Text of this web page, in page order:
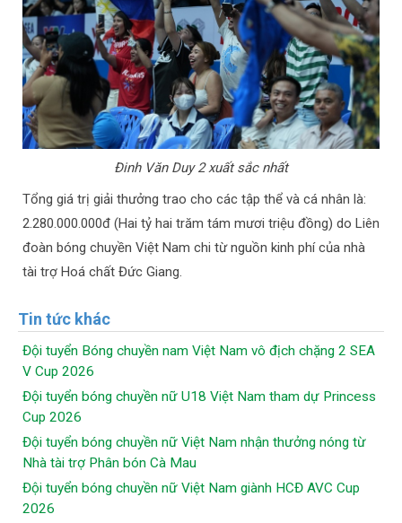
Đinh Văn Duy 2 xuất sắc nhất
Tổng giá trị giải thưởng trao cho các tập thể và cá nhân là:
2.280.000.000đ (Hai tỷ hai trăm tám mươi triệu đồng) do Liên
đoàn bóng chuyền Việt Nam chi từ nguồn kinh phí của nhà
tài trợ Hoá chất Đức Giang.
Tin tức khác
Đội tuyển Bóng chuyền nam Việt Nam vô địch chặng 2 SEA
V Cup 2026
Đội tuyển bóng chuyền nữ U18 Việt Nam tham dự Princess
Cup 2026
Đội tuyển bóng chuyền nữ Việt Nam nhận thưởng nóng từ
Nhà tài trợ Phân bón Cà Mau
Đội tuyển bóng chuyền nữ Việt Nam giành HCĐ AVC Cup
2026